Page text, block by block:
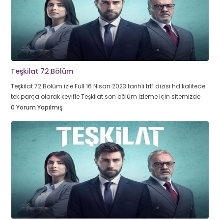
Teşkilat 72.Bölüm
Teşkilat 72.Bölüm izle Full 16 Nisan 2023 tarihli trt1 dizisi hd kalitede
tek parça olarak keyifle Teşkilat son bölüm izleme için sitemizde
0 Yorum Yapılmış